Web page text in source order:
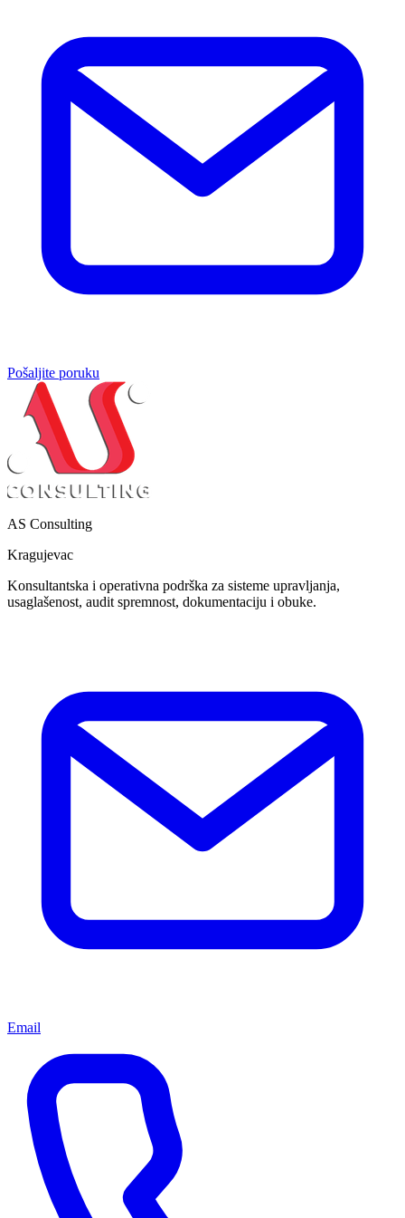
Pošaljite poruku
AS Consulting
Kragujevac
Konsultantska i operativna podrška za sisteme upravljanja,
usaglašenost, audit spremnost, dokumentaciju i obuke.
Email